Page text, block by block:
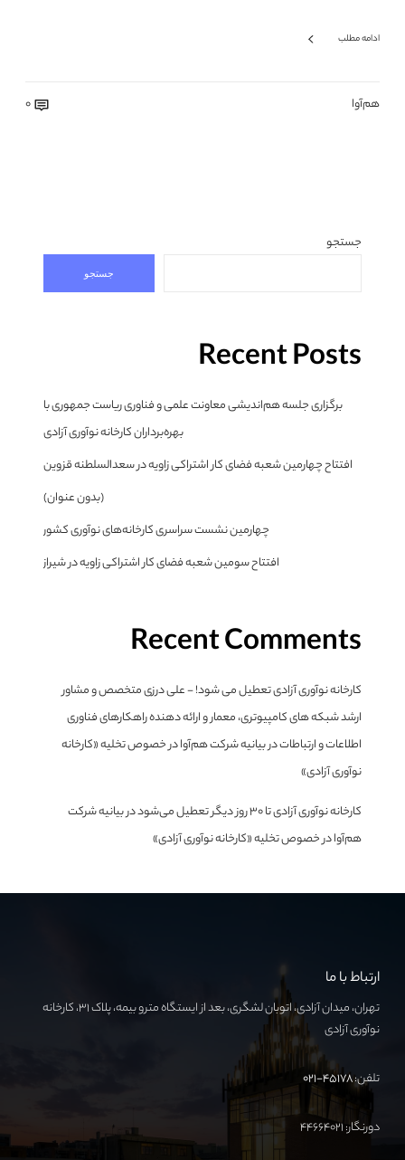
ادامه مطلب
هم‌آوا 0
جستجو
جستجو
Recent Posts
برگزاری جلسه هم‌اندیشی معاونت علمی و فناوری ریاست جمهوری با
بهره‌برداران کارخانه نوآوری آزادی
افتتاح چهارمین شعبه فضای کار اشتراکی زاویه در سعدالسلطنه قزوین
(بدون عنوان)
چهارمین نشست سراسری کارخانه‌های نوآوری کشور
افتتاح سومین شعبه فضای کار اشتراکی زاویه در شیراز
Recent Comments
کارخانه نوآوری آزادی تعطیل می شود! - علی درزی متخصص و مشاور
ارشد شبکه های کامپیوتری، معمار و ارائه دهنده راهکارهای فناوری
اطلاعات و ارتباطاتدربیانیه شرکت هم‌آوا در خصوص تخلیه «کارخانه
نوآوری آزادی»
کارخانه نوآوری آزادی تا ۳۰ روز دیگر تعطیل می‌شود دربیانیه شرکت
هم‌آوا در خصوص تخلیه «کارخانه نوآوری آزادی»
ارتباط با ما
تهران، میدان آزادی، اتوبان لشگری، بعد از ایستگاه مترو بیمه، پلاک ۳۱، کارخانه
نوآوری آزادی
تلفن:۴۵۱۷۸-۰۲۱
دورنگار: ۴۴۶۶۴۰۲۱